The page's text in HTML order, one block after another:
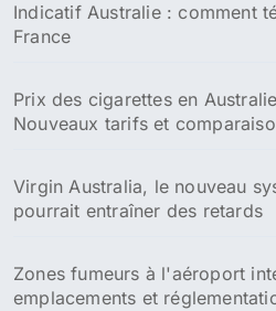
Indicatif Australie : comment
France
Prix des cigarettes en
Nouveaux tarifs et
Virgin Australia, le nouveau
pourrait entraîner des retards
Zones fumeurs à l'aéroport
emplacements et